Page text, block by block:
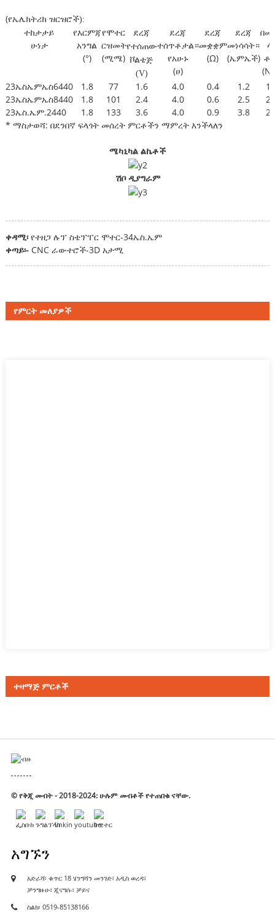
(የኤሌክትሪክ ዝርዝሮች):
ተከታታይ
ሁነታ
የእርምጃ
አንግል
(°)
የሞተር
ርዝመት
(ሚሜ)
ደረጃ
የተሰጠው
ቮልቴጅ
(V)
ደረጃ
ተሰጥቶታል።
የአሁኑ
(ሀ)
ደረጃ
መቋቋም
(Ω)
ደረጃ
መነሳሳት።
(ኤምኤች)
23ኤስኤምኤስ6440
1.8 77 1.6 4.0 0.4 1.2
23ኤስኤምኤስ8440
1.8 101 2.4 4.0 0.6 2.5
23ኤስ.ኤም.2440
1.8 133 3.6 4.0 0.9 3.8
* ማስታወሻ: በደንበኛ ፍላጎት መሰረት ምርቶችን ማምረት እንችላለን
ሜካኒካል ልኬቶች
ሽቦ ዲያግራም
ቀዳሚ፡ የተዘጋ ሉፕ ስቴፕፐር ሞተር-34ኤስ.ኤም
ቀጣይ፡- CNC ራውተሮች-3D አታሚ
የምርት መለያዎች
ተዛማጅ ምርቶች
© የቅጂ መብት - 2018-2024: ሁሉም መብቶች የተጠበቁ ናቸው.
አግኙን
አድራሻ፡ ቁጥር 18 ሄንግሻን መንገድ፣ አዲስ ወረዳ፣
ቻንግዙሁ፣ ጂናግሱ፣ ቻይና
ስልክ፡ 0519-85138166